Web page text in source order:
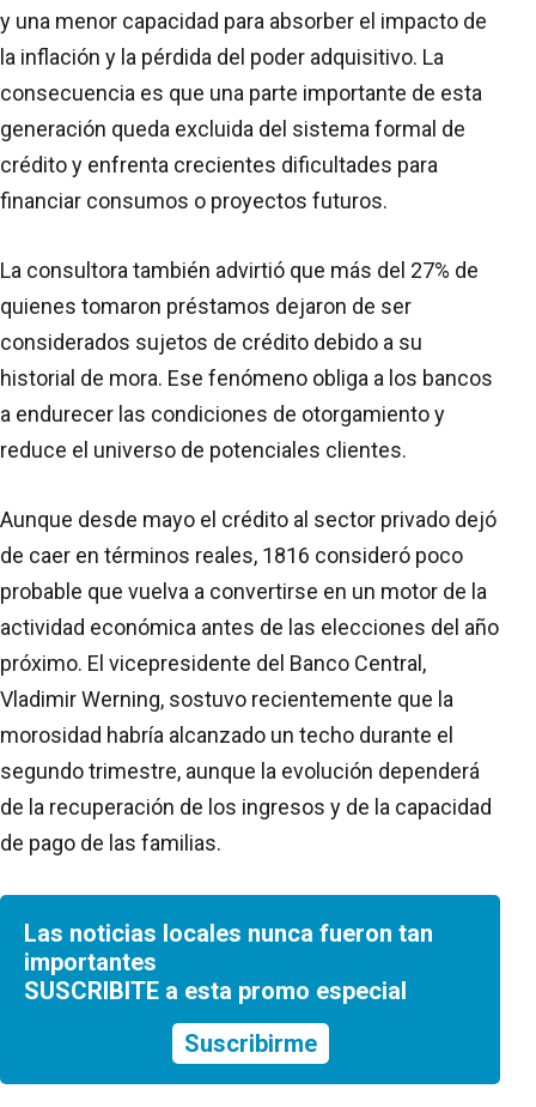
y una menor capacidad para absorber el impacto de
la inflación y la pérdida del poder adquisitivo. La
consecuencia es que una parte importante de esta
generación queda excluida del sistema formal de
crédito y enfrenta crecientes dificultades para
financiar consumos o proyectos futuros.
La consultora también advirtió que más del 27% de
quienes tomaron préstamos dejaron de ser
considerados sujetos de crédito debido a su
historial de mora. Ese fenómeno obliga a los bancos
a endurecer las condiciones de otorgamiento y
reduce el universo de potenciales clientes.
Aunque desde mayo el crédito al sector privado dejó
de caer en términos reales, 1816 consideró poco
probable que vuelva a convertirse en un motor de la
actividad económica antes de las elecciones del año
próximo. El vicepresidente del Banco Central,
Vladimir Werning, sostuvo recientemente que la
morosidad habría alcanzado un techo durante el
segundo trimestre, aunque la evolución dependerá
de la recuperación de los ingresos y de la capacidad
de pago de las familias.
Las noticias locales nunca fueron tan
importantes
SUSCRIBITE a esta promo especial
Suscribirme